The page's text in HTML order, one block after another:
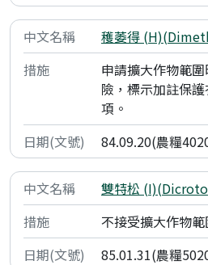
穫萎得
申請擴大作物範
險，標示加註保
項。
84.09.20(農糧
雙特松
不接受擴大作物範
85.01.31(農糧